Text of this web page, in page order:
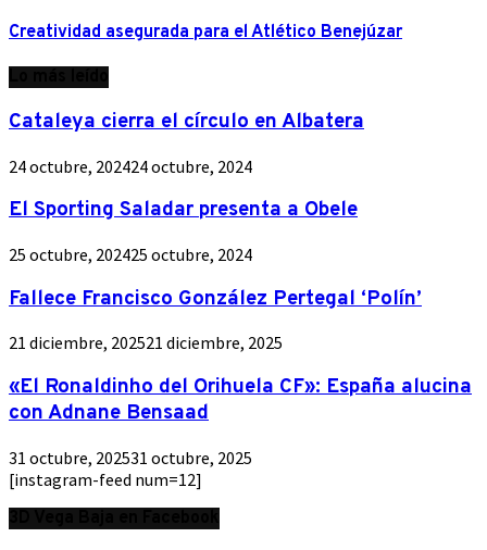
Creatividad asegurada para el Atlético Benejúzar
Cataleya cierra el círculo en Albatera
24 octubre, 202424 octubre, 2024
El Sporting Saladar presenta a Obele
25 octubre, 202425 octubre, 2024
Fallece Francisco González Pertegal ‘Polín’
21 diciembre, 202521 diciembre, 2025
«El Ronaldinho del Orihuela CF»: España alucina
con Adnane Bensaad
31 octubre, 202531 octubre, 2025
[instagram-feed num=12]